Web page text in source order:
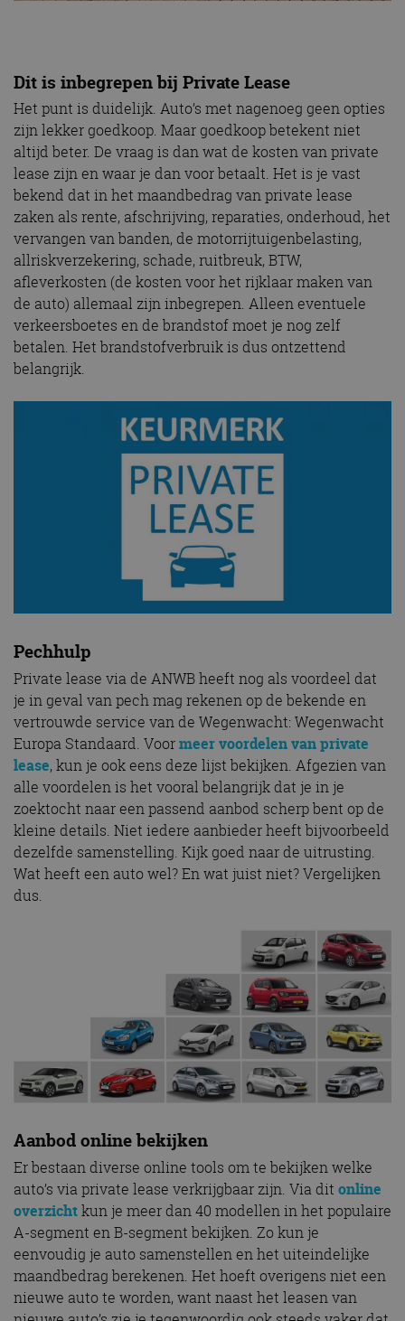
Dit is inbegrepen bij Private Lease
Het punt is duidelijk. Auto’s met nagenoeg geen opties
zijn lekker goedkoop. Maar goedkoop betekent niet
altijd beter. De vraag is dan wat de kosten van private
lease zijn en waar je dan voor betaalt. Het is je vast
bekend dat in het maandbedrag van private lease
zaken als rente, afschrijving, reparaties, onderhoud, het
vervangen van banden, de motorrijtuigenbelasting,
allriskverzekering, schade, ruitbreuk, BTW,
afleverkosten (de kosten voor het rijklaar maken van
de auto) allemaal zijn inbegrepen. Alleen eventuele
verkeersboetes en de brandstof moet je nog zelf
betalen. Het brandstofverbruik is dus ontzettend
belangrijk.
Pechhulp
Private lease via de ANWB heeft nog als voordeel dat
je in geval van pech mag rekenen op de bekende en
vertrouwde service van de Wegenwacht: Wegenwacht
Europa Standaard. Voormeer voordelen van private
lease, kun je ook eens deze lijst bekijken. Afgezien van
alle voordelen is het vooral belangrijk dat je in je
zoektocht naar een passend aanbod scherp bent op de
kleine details. Niet iedere aanbieder heeft bijvoorbeeld
dezelfde samenstelling. Kijk goed naar de uitrusting.
Wat heeft een auto wel? En wat juist niet? Vergelijken
dus.
Aanbod online bekijken
Er bestaan diverse online tools om te bekijken welke
auto’s via private lease verkrijgbaar zijn. Via dit online
overzichtkun je meer dan 40 modellen in het populaire
A-segment en B-segment bekijken. Zo kun je
eenvoudig je auto samenstellen en het uiteindelijke
maandbedrag berekenen. Het hoeft overigens niet een
nieuwe auto te worden, want naast het leasen van